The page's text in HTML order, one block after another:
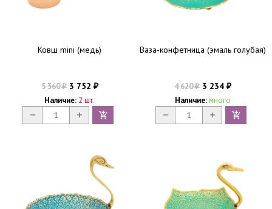
Ковш mini (медь)
5 360₽3 752 ₽
Наличие: 2 шт.
Ваза-конфетница (эмаль голубая)
4 620₽3 234 ₽
Наличие: много